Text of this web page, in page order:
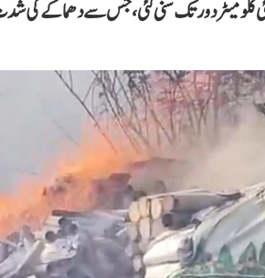
کلومیٹر دور تک سنی گئی، جس سے دھماکے کی